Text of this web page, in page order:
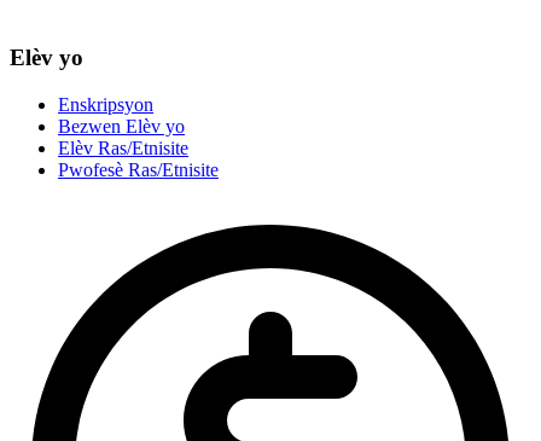
Elèv yo
Enskripsyon
Bezwen Elèv yo
Elèv Ras/Etnisite
Pwofesè Ras/Etnisite